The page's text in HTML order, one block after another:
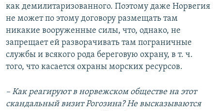
как демилитаризованного. Поэтому даже Норвегия
не может по этому договору размещать там
никакие вооруженные силы, что, однако, не
запрещает ей разворачивать там пограничные
службы и всякого рода береговую охрану, в т. ч.
того, что касается охраны морских ресурсов.
– Как реагируют в норвежском обществе на этот
скандальный визит Рогозина? Не высказываются